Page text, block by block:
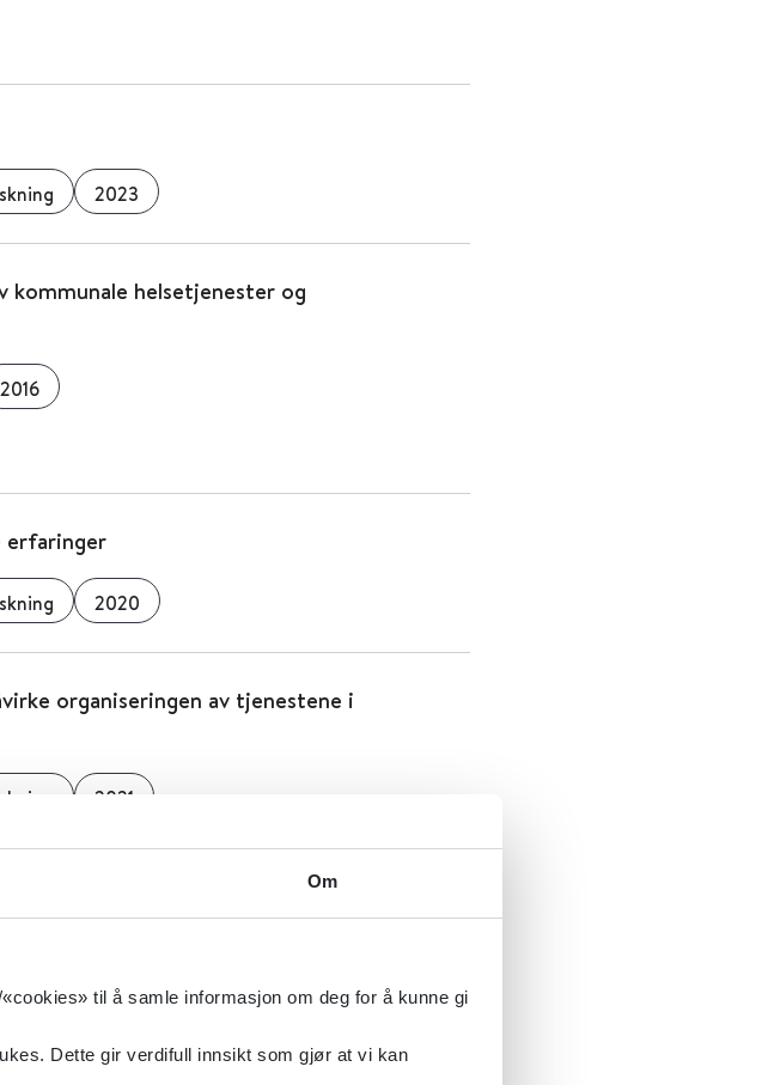
Om
til å samle informasjon om deg for å kunne gi
Dette gir verdifull innsikt som gjør at vi kan
2023
kommunale helsetjenester og
2016
erfaringer
2020
organiseringen av tjenestene i
2021
bivirkninger og interaksjoner
- faglige råd